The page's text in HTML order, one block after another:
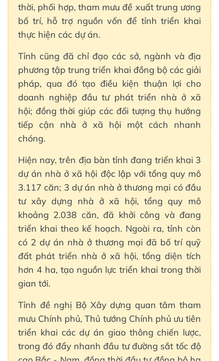
thời, phối hợp, tham mưu đề xuất trung ương
bố trí, hỗ trợ nguồn vốn để tỉnh triển khai
thực hiện các dự án.
Tỉnh cũng đã chỉ đạo các sở, ngành và địa
phương tập trung triển khai đồng bộ các giải
pháp, qua đó tạo điều kiện thuận lợi cho
doanh nghiệp đầu tư phát triển nhà ở xã
hội; đồng thời giúp các đối tượng thụ hưởng
tiếp cận nhà ở xã hội một cách nhanh
chóng.
Hiện nay, trên địa bàn tỉnh đang triển khai 3
dự án nhà ở xã hội độc lập với tổng quy mô
3.117 căn; 3 dự án nhà ở thương mại có đầu
tư xây dựng nhà ở xã hội, tổng quy mô
khoảng 2.038 căn, đã khởi công và đang
triển khai theo kế hoạch. Ngoài ra, tỉnh còn
có 2 dự án nhà ở thương mại đã bố trí quỹ
đất phát triển nhà ở xã hội, tổng diện tích
hơn 4 ha, tạo nguồn lực triển khai trong thời
gian tới.
Tỉnh đề nghị Bộ Xây dựng quan tâm tham
mưu Chính phủ, Thủ tướng Chính phủ ưu tiên
triển khai các dự án giao thông chiến lược,
trong đó đẩy nhanh đầu tư đường sắt tốc độ